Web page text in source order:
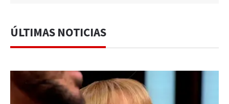
ÚLTIMAS NOTICIAS